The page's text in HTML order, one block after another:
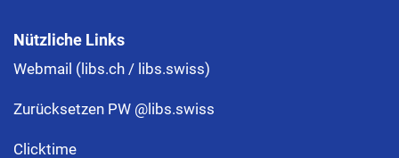
Nützliche Links
Webmail (libs.ch / libs.swiss)
Zurücksetzen PW @libs.swiss
Clicktime